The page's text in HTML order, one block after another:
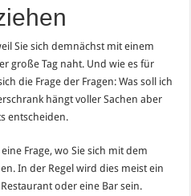
Sie sich demnächst mit einem
große Tag naht. Und wie es für
die Frage der Fragen: Was soll ich
hängt voller Sachen aber
entscheiden.
Frage, wo Sie sich mit dem
In der Regel wird dies meist ein
oder eine Bar sein.